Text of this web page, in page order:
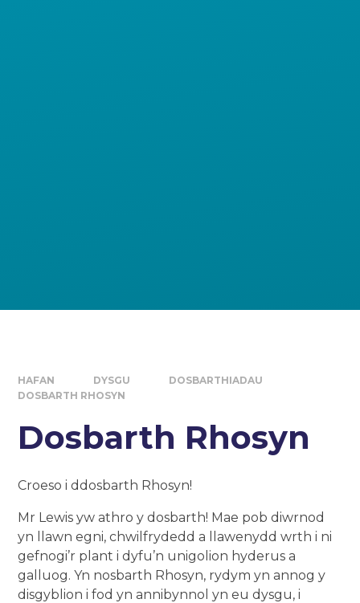
HAFAN DYSGU
DOSBARTHIADAU
DOSBARTH RHOSYN
Dosbarth Rhosyn
Croeso i ddosbarth Rhosyn!
Mr Lewis yw athro y dosbarth! Mae pob diwrnod
yn llawn egni, chwilfrydedd a llawenydd wrth i ni
gefnogi’r plant i dyfu’n unigolion hyderus a
galluog. Yn nosbarth Rhosyn, rydym yn annog y
disgyblion i fod yn annibynnol yn eu dysgu, i